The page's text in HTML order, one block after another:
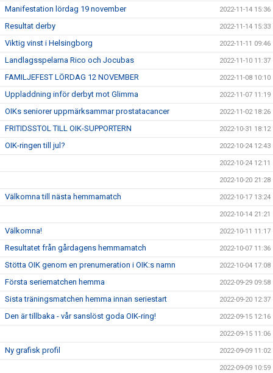
Manifestation lördag 19 november 2022-11-14 15:36
Resultat derby 2022-11-14 15:33
Viktig vinst i Helsingborg 2022-11-11 09:46
Landlagsspelarna Rico och Jocubas 2022-11-10 11:37
FAMILJEFEST LÖRDAG 12 NOVEMBER 2022-11-08 10:10
Uppladdning inför derbyt mot Glimma 2022-11-07 11:19
OIKs seniorer uppmärksammar prostatacancer 2022-11-02 18:26
FRITIDSSTOL TILL OIK-SUPPORTERN 2022-10-31 18:12
OIK-ringen till jul? 2022-10-24 12:43
2022-10-24 12:11
2022-10-20 21:28
Välkomna till nästa hemmamatch 2022-10-17 13:24
2022-10-14 21:21
Välkomna! 2022-10-11 11:17
Resultatet från gårdagens hemmamatch 2022-10-07 11:36
Stötta OIK genom en prenumeration i OIK:s namn 2022-10-04 17:08
Första seriematchen hemma 2022-09-29 09:58
Sista träningsmatchen hemma innan seriestart 2022-09-20 12:37
Den är tillbaka - vår sanslöst goda OIK-ring! 2022-09-15 12:16
2022-09-15 11:06
Ny grafisk profil 2022-09-09 11:02
2022-09-09 10:59